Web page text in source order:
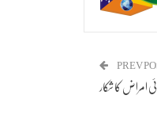
PREV
امراض کا شکار